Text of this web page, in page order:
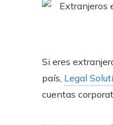
Si eres
país, Legal
cuentas